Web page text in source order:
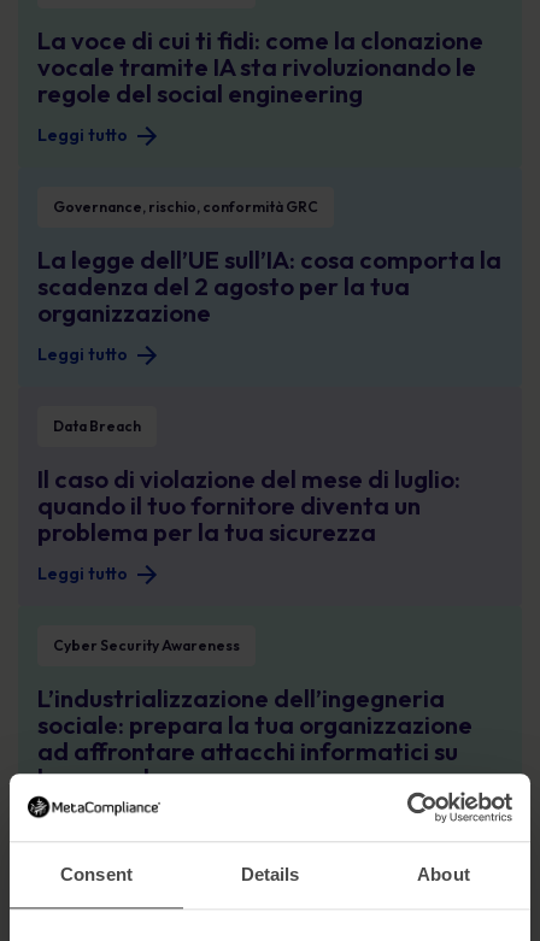
Consent Details About
La voce di cui ti fidi: come la clonazione
vocale tramite IA sta rivoluzionando le
regole del social engineering
Leggi tutto
Governance, rischio, conformità GRC
La legge dell’UE sull’IA: cosa comporta la
scadenza del 2 agosto per la tua
organizzazione
Leggi tutto
Data Breach
Il caso di violazione del mese di luglio:
quando il tuo fornitore diventa un
problema per la tua sicurezza
Leggi tutto
Cyber Security Awareness
L’industrializzazione dell’ingegneria
sociale: prepara la tua organizzazione
ad affrontare attacchi informatici su
larga scala
Leggi tutto